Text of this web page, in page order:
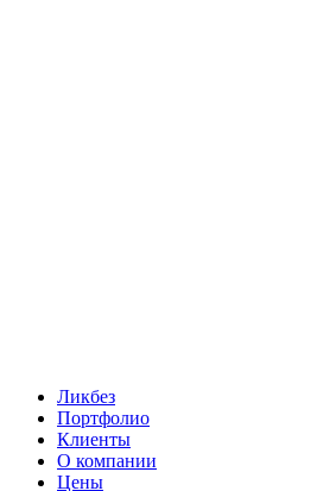
Ликбез
Портфолио
Клиенты
О компании
Цены